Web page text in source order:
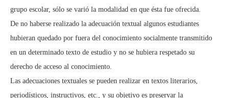
grupo escolar, sólo se varió la modalidad en que ésta fue ofrecida.
De no haberse realizado la adecuación textual algunos estudiantes
hubieran quedado por fuera del conocimiento socialmente transmitido
en un determinado texto de estudio y no se hubiera respetado su
derecho de acceso al conocimiento.
Las adecuaciones textuales se pueden realizar en textos literarios,
periodísticos, instructivos, etc., y su objetivo es preservar la